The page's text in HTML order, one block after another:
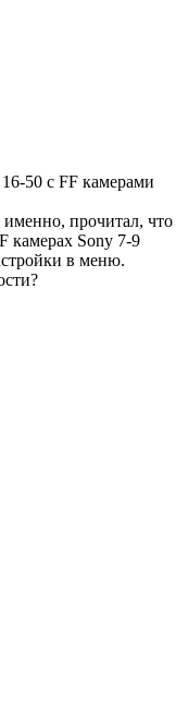
50 с FF камерами
прочитал, что
камерах Sony 7-9
в меню.